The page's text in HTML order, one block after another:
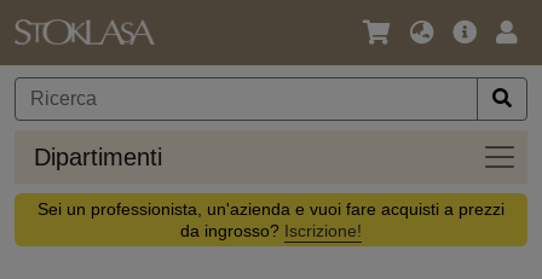
Lingua
Valuta
Offerta
Dipartimenti
Sei un professionista, un'azienda e vuoi fare acquisti a prezzi
da ingrosso? Iscrizione!